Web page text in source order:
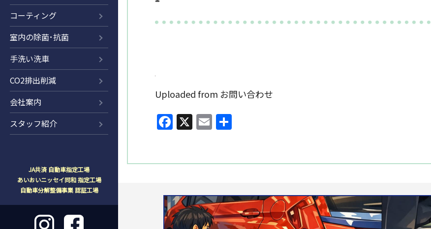
コーティング
室内の除菌･抗菌
手洗い洗車
CO2排出削減
会社案内
スタッフ紹介
JA共済 自動車指定工場
あいおいニッセイ同和 指定工場
自動車分解整備事業 認証工場
Uploaded from お問い合わせ
Facebook
X Email